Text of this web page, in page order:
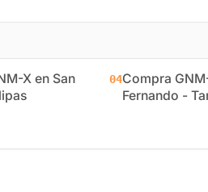
X en San
04Compra
Fernando -